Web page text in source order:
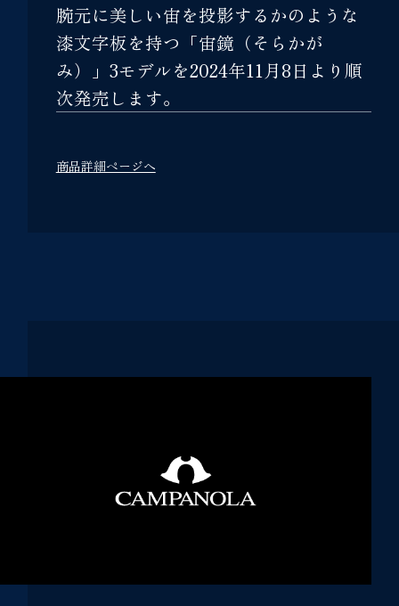
腕元に美しい宙を投影するかのような
漆文字板を持つ「宙鏡（そらかが
み）」3モデルを2024年11月8日より順
次発売します。
商品詳細ページへ